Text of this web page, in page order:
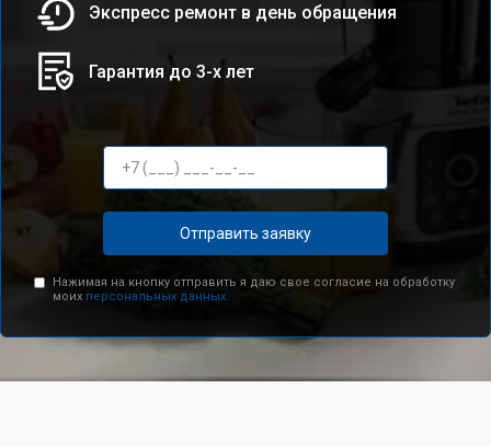
Экспресс ремонт в день обращения
Гарантия до 3-х лет
Отправить заявку
Нажимая на кнопку отправить я даю свое согласие на обработку
моих персональных данных.